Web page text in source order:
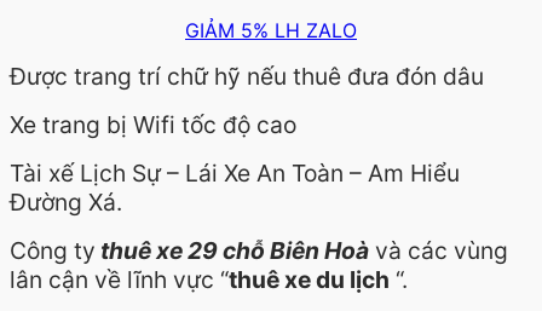
GIẢM 5% LH ZALO
Được trang trí chữ hỹ nếu thuê đưa đón dâu
Xe trang bị Wifi tốc độ cao
Tài xế Lịch Sự – Lái Xe An Toàn – Am Hiểu
Đường Xá.
Công ty thuê xe 29 chỗ Biên Hoà và các vùng
lân cận về lĩnh vực “thuê xe du lịch “.